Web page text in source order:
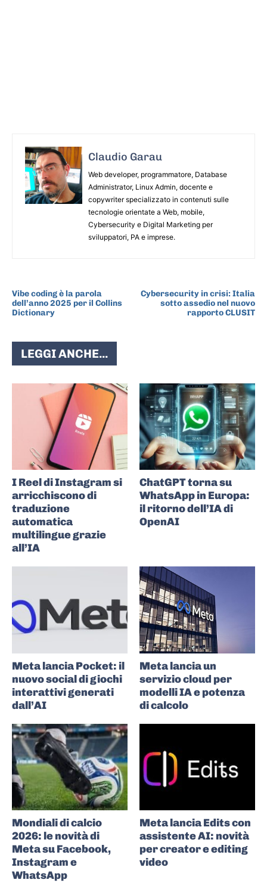
Claudio Garau
Web developer, programmatore, Database
Administrator, Linux Admin, docente e
copywriter specializzato in contenuti sulle
tecnologie orientate a Web, mobile,
Cybersecurity e Digital Marketing per
sviluppatori, PA e imprese.
Vibe coding è la parola
dell’anno 2025 per il Collins
Dictionary
Cybersecurity in crisi: Italia
sotto assedio nel nuovo
rapporto CLUSIT
LEGGI ANCHE...
I Reel di Instagram si
arricchiscono di
traduzione
automatica
multilingue grazie
all’IA
ChatGPT torna su
WhatsApp in Europa:
il ritorno dell’IA di
OpenAI
Meta lancia Pocket: il
nuovo social di giochi
interattivi generati
dall’AI
Meta lancia un
servizio cloud per
modelli IA e potenza
di calcolo
Mondiali di calcio
2026: le novità di
Meta su Facebook,
Instagram e
WhatsApp
Meta lancia Edits con
assistente AI: novità
per creator e editing
video